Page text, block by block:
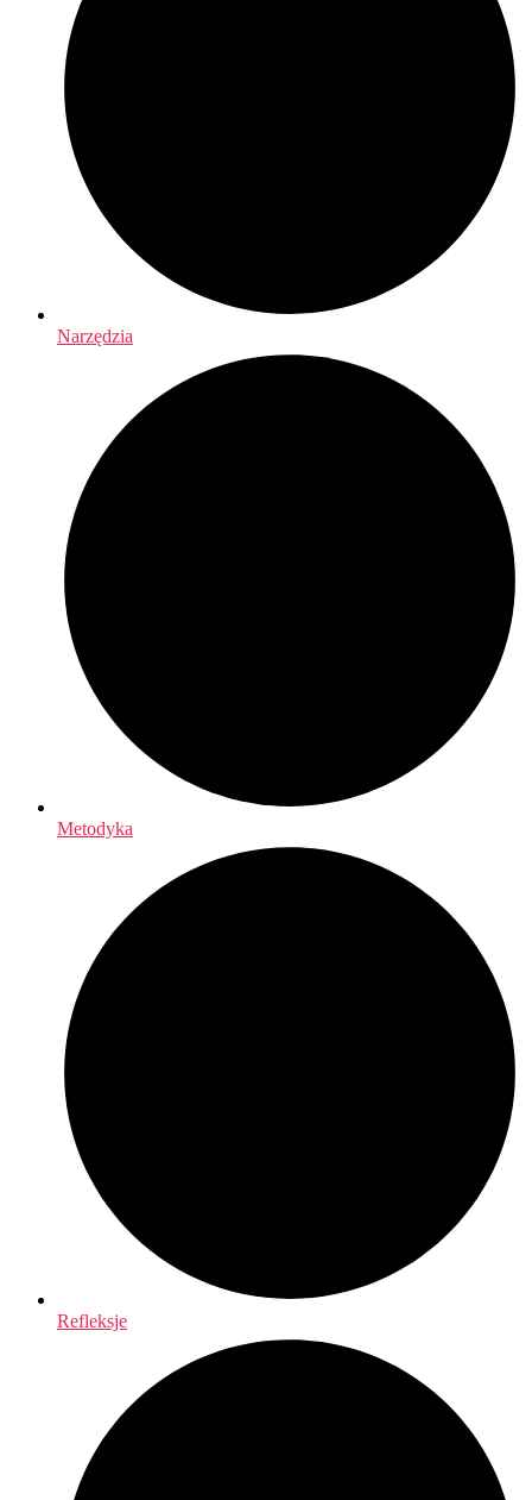
Narzędzia
Metodyka
Refleksje